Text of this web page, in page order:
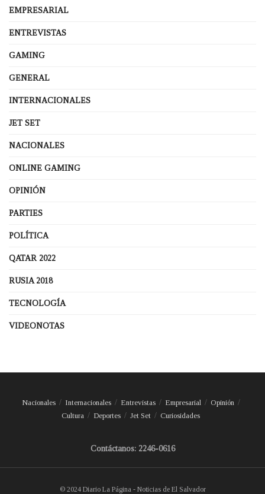
EMPRESARIAL
ENTREVISTAS
GAMING
GENERAL
INTERNACIONALES
JET SET
NACIONALES
ONLINE GAMING
OPINIÓN
PARTIES
POLÍTICA
QATAR 2022
RUSIA 2018
TECNOLOGÍA
VIDEONOTAS
Nacionales Internacionales Entrevistas Empresarial
Opinión
Cultura
Deportes Jet Set Curiosidades
Contáctanos: 2246-0616
© 2024 Diario La Página - Noticias de El Salvador